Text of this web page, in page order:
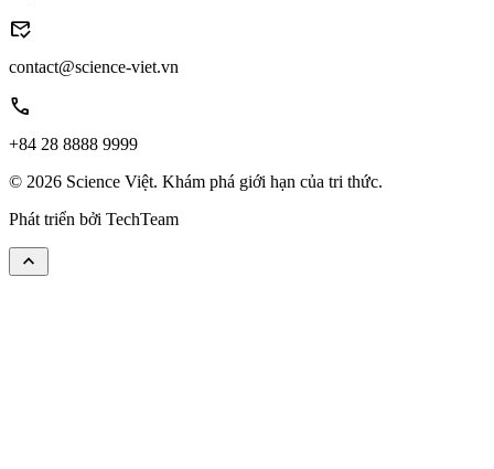
mark_email_read
contact@science-viet.vn
call
+84 28 8888 9999
© 2026 Science Việt. Khám phá giới hạn của tri thức.
Phát triển bởi TechTeam
keyboard_arrow_up